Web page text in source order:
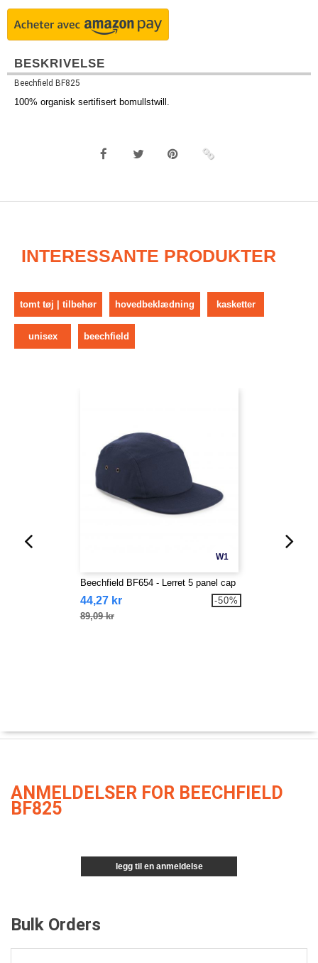
BESKRIVELSE
Beechfield BF825
100% organisk sertifisert bomullstwill.
INTERESSANTE PRODUKTER
tomt tøj | tilbehør hovedbeklædning kasketter
unisex beechfield
W1
Beechfield BF654 - Lerret 5 panel cap
44,27 kr
89,09 kr
-50%
ANMELDELSER FOR BEECHFIELD
BF825
legg til en anmeldelse
Bulk Orders